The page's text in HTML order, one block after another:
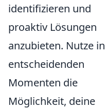
identifizieren und
proaktiv Lösungen
anzubieten. Nutze in
entscheidenden
Momenten die
Möglichkeit, deine